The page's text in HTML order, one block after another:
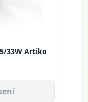
33W Artiko